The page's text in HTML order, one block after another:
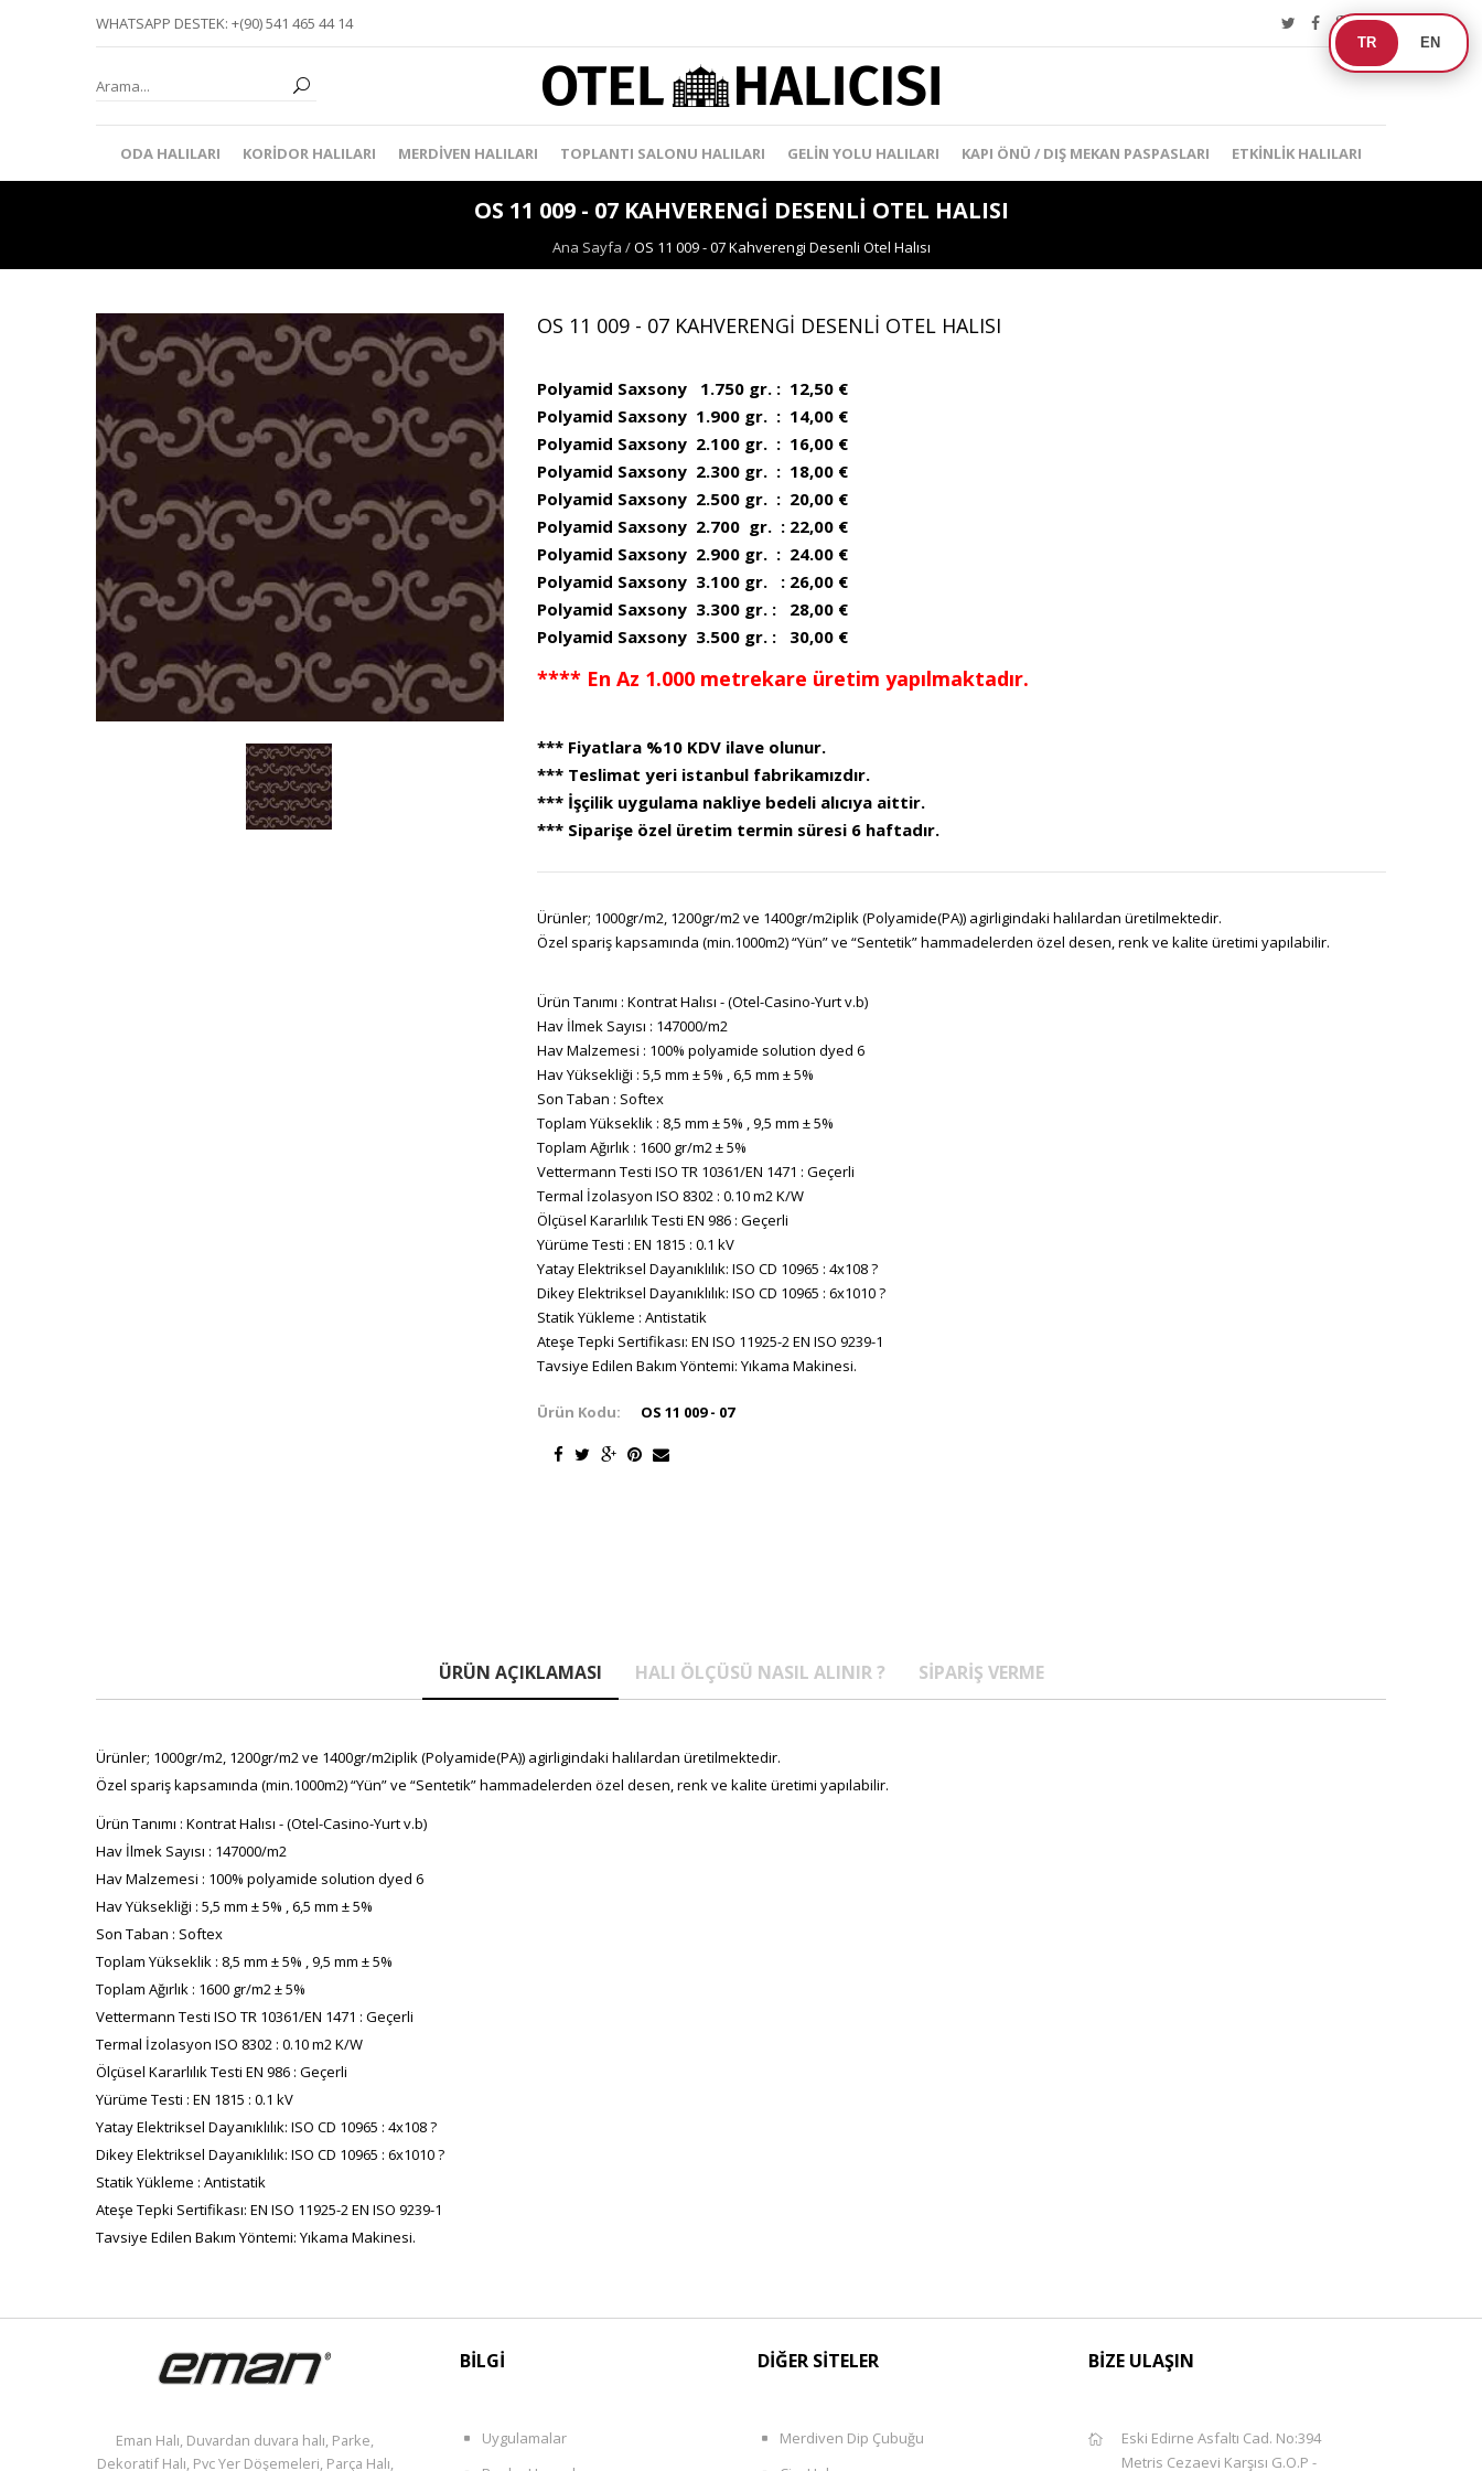
TR EN
WHATSAPP DESTEK: +(90) 541 465 44 14
ODA HALILARI KORIDOR HALILARI MERDIVEN HALILARI TOPLANTI SALONU HALILARI GELIN YOLU HALILARI KAPI ÖNÜ / DIŞ MEKAN PASPASLARI ETKINLIK HALILARI
OS 11 009 - 07 KAHVERENGI DESENLI OTEL HALISI
Ana Sayfa /OS 11 009 - 07 Kahverengi Desenli Otel Halısı
OS 11 009 - 07 KAHVERENGI DESENLI OTEL HALISI
Polyamid Saxsony 1.750 gr. : 12,50 €
Polyamid Saxsony 1.900 gr. : 14,00 €
Polyamid Saxsony 2.100 gr. : 16,00 €
Polyamid Saxsony 2.300 gr. : 18,00 €
Polyamid Saxsony 2.500 gr. : 20,00 €
Polyamid Saxsony 2.700 gr. : 22,00 €
Polyamid Saxsony 2.900 gr. : 24.00 €
Polyamid Saxsony 3.100 gr. : 26,00 €
Polyamid Saxsony 3.300 gr. : 28,00 €
Polyamid Saxsony 3.500 gr. : 30,00 €
**** En Az 1.000 metrekare üretim yapılmaktadır.
*** Fiyatlara %10 KDV ilave olunur.
*** Teslimat yeri istanbul fabrikamızdır.
*** İşçilik uygulama nakliye bedeli alıcıya aittir.
*** Siparişe özel üretim termin süresi 6 haftadır.
Ürünler; 1000gr/m2, 1200gr/m2 ve 1400gr/m2iplik (Polyamide(PA)) agirligindaki halılardan üretilmektedir.
Özel spariş kapsamında (min.1000m2) “Yün” ve “Sentetik” hammadelerden özel desen, renk ve kalite üretimi yapılabilir.
Ürün Tanımı : Kontrat Halısı - (Otel-Casino-Yurt v.b)
Hav İlmek Sayısı : 147000/m2
Hav Malzemesi : 100% polyamide solution dyed 6
Hav Yüksekliği : 5,5 mm ± 5% , 6,5 mm ± 5%
Son Taban : Softex
Toplam Yükseklik : 8,5 mm ± 5% , 9,5 mm ± 5%
Toplam Ağırlık : 1600 gr/m2 ± 5%
Vettermann Testi ISO TR 10361/EN 1471 : Geçerli
Termal İzolasyon ISO 8302 : 0.10 m2 K/W
Ölçüsel Kararlılık Testi EN 986 : Geçerli
Yürüme Testi : EN 1815 : 0.1 kV
Yatay Elektriksel Dayanıklılık: ISO CD 10965 : 4x108 ?
Dikey Elektriksel Dayanıklılık: ISO CD 10965 : 6x1010 ?
Statik Yükleme : Antistatik
Ateşe Tepki Sertifikası: EN ISO 11925-2 EN ISO 9239-1
Tavsiye Edilen Bakım Yöntemi: Yıkama Makinesi.
Ürün Kodu: OS 11 009 - 07
ÜRÜN AÇIKLAMASI HALI ÖLÇÜSÜ NASIL ALINIR ? SIPARIŞ VERME
Ürünler; 1000gr/m2, 1200gr/m2 ve 1400gr/m2iplik (Polyamide(PA)) agirligindaki halılardan üretilmektedir.
Özel spariş kapsamında (min.1000m2) “Yün” ve “Sentetik” hammadelerden özel desen, renk ve kalite üretimi yapılabilir.
Ürün Tanımı : Kontrat Halısı - (Otel-Casino-Yurt v.b)
Hav İlmek Sayısı : 147000/m2
Hav Malzemesi : 100% polyamide solution dyed 6
Hav Yüksekliği : 5,5 mm ± 5% , 6,5 mm ± 5%
Son Taban : Softex
Toplam Yükseklik : 8,5 mm ± 5% , 9,5 mm ± 5%
Toplam Ağırlık : 1600 gr/m2 ± 5%
Vettermann Testi ISO TR 10361/EN 1471 : Geçerli
Termal İzolasyon ISO 8302 : 0.10 m2 K/W
Ölçüsel Kararlılık Testi EN 986 : Geçerli
Yürüme Testi : EN 1815 : 0.1 kV
Yatay Elektriksel Dayanıklılık: ISO CD 10965 : 4x108 ?
Dikey Elektriksel Dayanıklılık: ISO CD 10965 : 6x1010 ?
Statik Yükleme : Antistatik
Ateşe Tepki Sertifikası: EN ISO 11925-2 EN ISO 9239-1
Tavsiye Edilen Bakım Yöntemi: Yıkama Makinesi.
Eman Halı, Duvardan duvara halı, Parke,
Dekoratif Halı, Pvc Yer Döşemeleri, Parça Halı,
BİLGİ
Uygulamalar
DİĞER SİTELER
Merdiven Dip Çubuğu
BİZE ULAŞIN
Eski Edirne Asfaltı Cad. No:394
Metris Cezaevi Karşısı G.O.P -